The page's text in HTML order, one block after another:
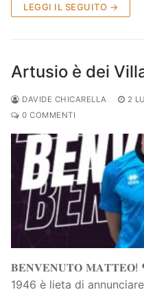
LEGGI IL SEGUITO →
Artusio è dei
DAVIDE CHICARELLA 2
0 COMMENTI
𝐁𝐄𝐍𝐕𝐄𝐍𝐔𝐓𝐎 𝐌𝐀𝐓𝐓𝐄𝐎!
1946 è lieta di